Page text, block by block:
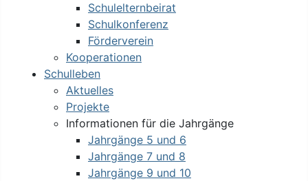
Schulelternbeirat
Schulkonferenz
Förderverein
Kooperationen
Schulleben
Aktuelles
Projekte
Informationen für die Jahrgänge
Jahrgänge 5 und 6
Jahrgänge 7 und 8
Jahrgänge 9 und 10